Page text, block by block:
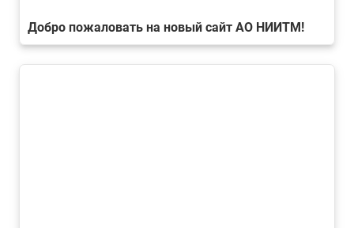
Добро пожаловать на новый сайт АО НИИТМ!